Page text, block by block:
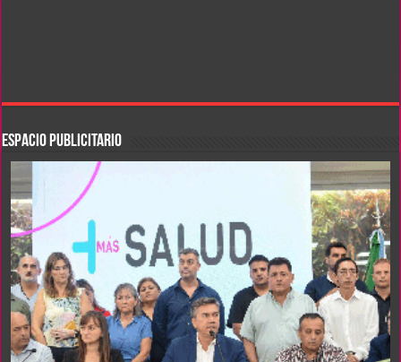
ESPACIO PUBLICITARIO